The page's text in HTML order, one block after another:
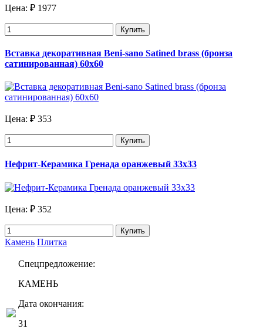
Цена: ₽ 1977
Купить
Вставка декоративная Beni-sano Satined brass (бронза
сатинированная) 60х60
Цена: ₽ 353
Купить
Нефрит-Керамика Гренада оранжевый 33х33
Цена: ₽ 352
Купить
Камень Плитка
Спецпредложение:
КАМЕНЬ
Дата окончания:
31